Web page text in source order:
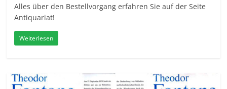
Alles über den Bestellvorgang erfahren Sie auf der Seite
Antiquariat!
Weiterlesen